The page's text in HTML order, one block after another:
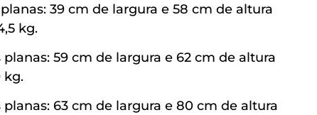
39 cm de largura e 58 cm de altura
kg.
59 cm de largura e 62 cm de altura
kg.
63 cm de largura e 80 cm de altura